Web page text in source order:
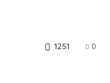
0
1251